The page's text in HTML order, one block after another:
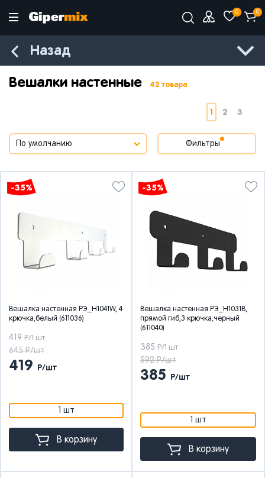
0 0
Назад
Вешалки настенные 42 товара
1 2 3
Фильтры
-35%
Вешалка настенная РЭ_H1041W, 4
крючка,белый (611036)
419 Р/1 шт
645 Р/шт
419 Р/шт
1 шт
В корзину
-35%
Вешалка настенная РЭ_H1031B,
прямой гиб,3 крючка,черный
(611040)
385 Р/1 шт
592 Р/шт
385 Р/шт
1 шт
В корзину